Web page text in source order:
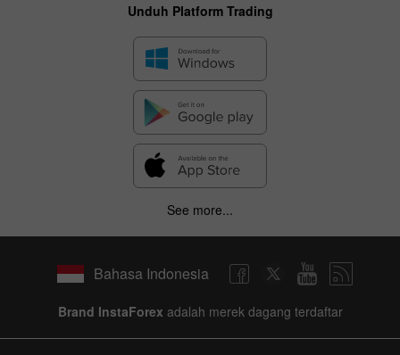
Unduh Platform Trading
See more...
Bahasa Indonesia
Brand InstaForex adalah merek dagang terdaftar